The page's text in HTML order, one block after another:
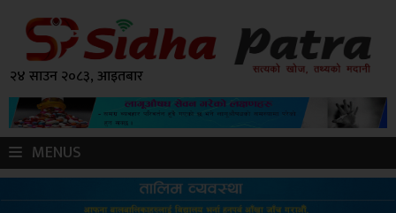
२४ साउन २०८३, आइतबार
MENUS